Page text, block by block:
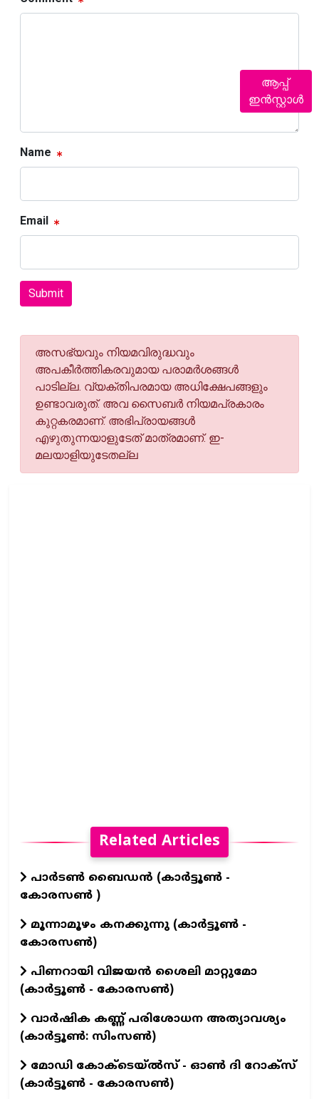
Name
Email
Submit
അസഭ്യവും നിയമവിരുദ്ധവും
അപകീര്‍ത്തികരവുമായ പരാമര്‍ശങ്ങള്‍
പാടില്ല. വ്യക്തിപരമായ അധിക്ഷേപങ്ങളും
ഉണ്ടാവരുത്. അവ സൈബര്‍ നിയമപ്രകാരം
കുറ്റകരമാണ്. അഭിപ്രായങ്ങള്‍
എഴുതുന്നയാളുടേത് മാത്രമാണ്. ഇ-
മലയാളിയുടേതല്ല
Related Articles
പാർടൺ ബൈഡൻ (കാർട്ടൂൺ -
കോരസൺ )
മൂന്നാമൂഴം കനക്കുന്നു (കാർട്ടൂൺ -
കോരസൺ)
പിണറായി വിജയൻ ശൈലി മാറ്റുമോ
(കാർട്ടൂൺ - കോരസൺ)
വാര്‍ഷിക കണ്ണ് പരിശോധന അത്യാവശ്യം
(കാര്‍ട്ടൂണ്‍: സിംസണ്‍)
മോഡി കോക്‌ടെയ്ൽസ് - ഓൺ ദി റോക്‌സ്
(കാർട്ടൂൺ - കോരസൺ)
ആപ്പ്
ഇൻസ്റ്റാൾ